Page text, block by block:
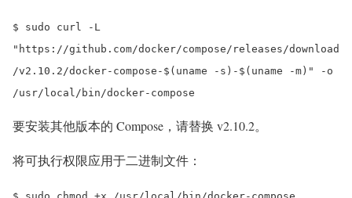
$ sudo curl -L
"https://github.com/docker/compose/releases/download
/v2.10.2/docker-compose-$(uname -s)-$(uname -m)" -o
/usr/local/bin/docker-compose
要安装其他版本的 Compose，请替换 v2.10.2。
将可执行权限应用于二进制文件：